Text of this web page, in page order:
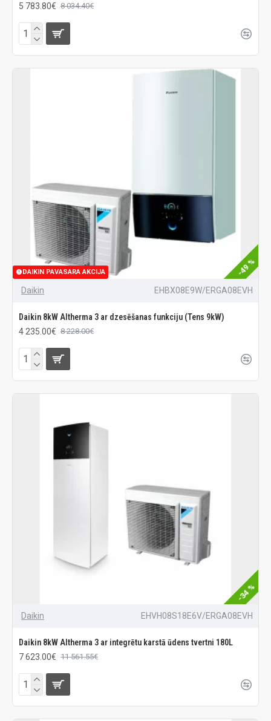
5 783.80€ 8 034.40€
DAIKIN PAVASARA AKCIJA -49 %
Daikin EHBX08E9W/ERGA08EVH
Daikin 8kW Altherma 3 ar dzesēšanas funkciju (Tens 9kW)
4 235.00€ 8 228.00€
-34 %
Daikin EHVH08S18E6V/ERGA08EVH
Daikin 8kW Altherma 3 ar integrētu karstā ūdens tvertni 180L
7 623.00€ 11 561.55€